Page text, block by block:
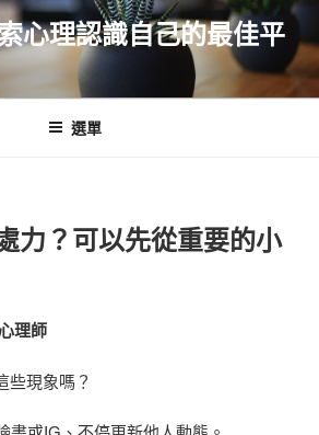
心理認識自己的最佳平
選單
力？可以先從重要的小
理師
些現象嗎？